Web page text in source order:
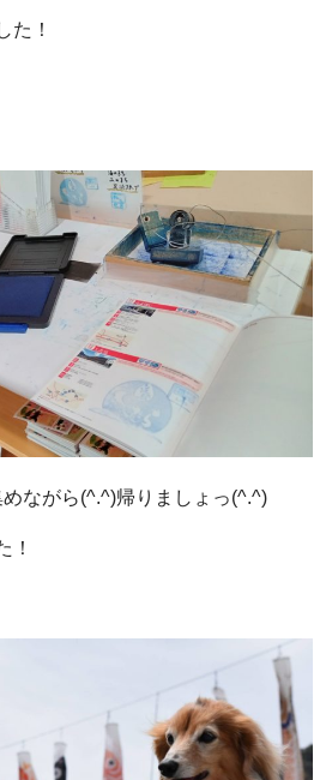
た！
めながら(^.^)帰りましょっ(^.^)
！